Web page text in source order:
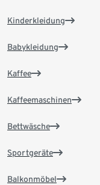
Kinderkleidung
Babykleidung
Kaffee
Kaffeemaschinen
Bettwäsche
Sportgeräte
Balkonmöbel